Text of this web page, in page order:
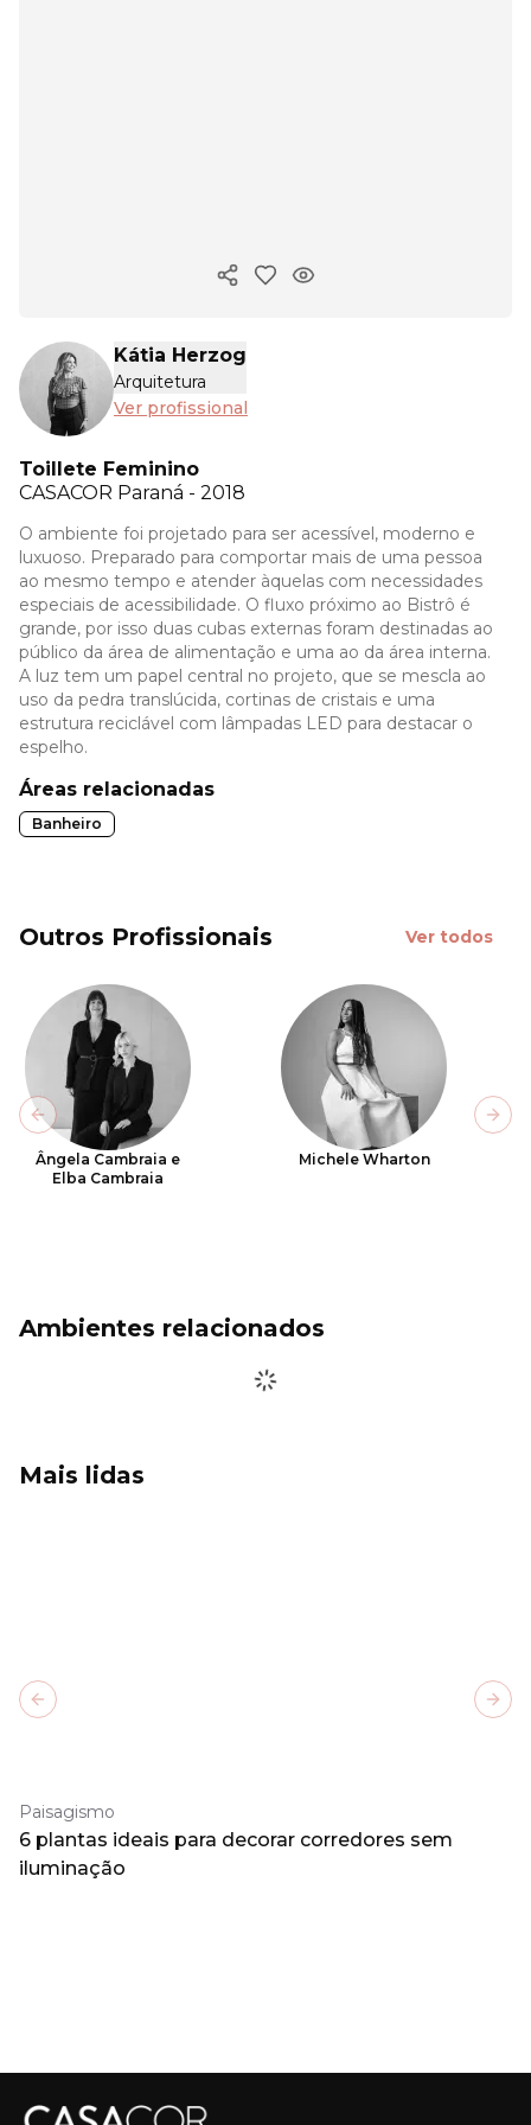
Copiar link
Kátia Herzog
Arquitetura
Ver profissional
Toillete Feminino
CASACOR Paraná - 2018
O ambiente foi projetado para ser acessível, moderno e
luxuoso. Preparado para comportar mais de uma pessoa
ao mesmo tempo e atender àquelas com necessidades
especiais de acessibilidade. O fluxo próximo ao Bistrô é
grande, por isso duas cubas externas foram destinadas ao
público da área de alimentação e uma ao da área interna.
A luz tem um papel central no projeto, que se mescla ao
uso da pedra translúcida, cortinas de cristais e uma
estrutura reciclável com lâmpadas LED para destacar o
espelho.
Áreas relacionadas
Banheiro
Outros Profissionais Ver todos
Ângela Cambraia e
Elba Cambraia
Michele Wharton
Previous slide
Ambientes relacionados
Mais lidas
Paisagismo
6 plantas ideais para decorar corredores sem
iluminação
Previous slide